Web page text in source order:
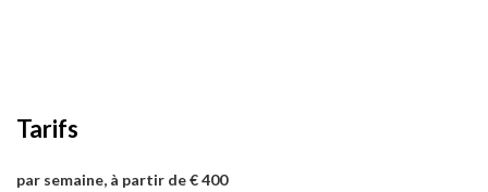
Tarifs
par semaine, à partir de € 400